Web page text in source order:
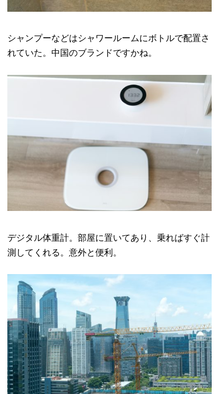
シャンプーなどはシャワールームにボトルで配置さ
れていた。中国のブランドですかね。
デジタル体重計。部屋に置いてあり、乗ればすぐ計
測してくれる。意外と便利。